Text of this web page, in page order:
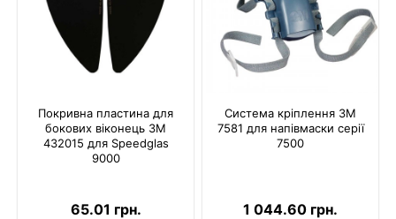
Покривна пластина для
бокових віконець 3M
432015 для Speedglas
9000
65.01 грн.
Система кріплення 3M
7581 для напівмаски серії
7500
1 044.60 грн.